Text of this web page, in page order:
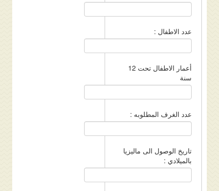
عدد الاطفال :
أعمار الاطفال تحت 12
سنة
عدد الغرف المطلوبه :
تاريخ الوصول الى ماليزيا
بالميلادي :